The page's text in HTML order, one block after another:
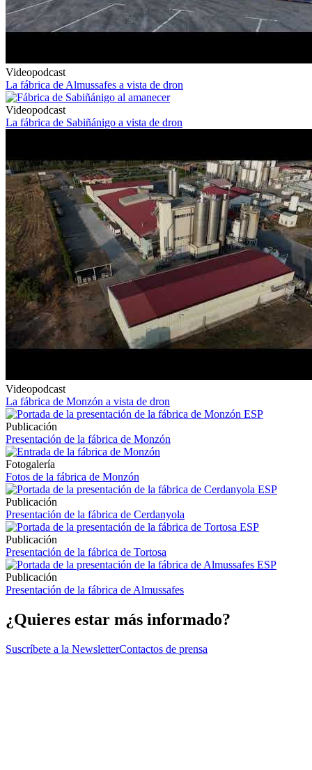
Videopodcast
La fábrica de Almussafes a vista de dron
Videopodcast
La fábrica de Sabiñánigo a vista de dron
Videopodcast
La fábrica de Monzón a vista de dron
Publicación
Presentación de la fábrica de Monzón
Fotogalería
Fotos de la fábrica de Monzón
Publicación
Presentación de la fábrica de Cerdanyola
Publicación
Presentación de la fábrica de Tortosa
Publicación
Presentación de la fábrica de Almussafes
¿Quieres estar más informado?
Suscríbete a la NewsletterContactos de prensa